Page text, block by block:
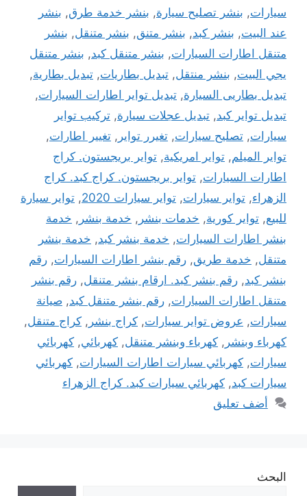
سيارات, بنشر تصليح سيارة, بنشر خدمة طرق, بنشر
عند البيت, بنشر كبد, بنشر متنق, بنشر متنقل, بنشر
متنقل اطارات السيارات, بنشر متنقل كبد, بنشر متنقل
يجي البيت, بنشر منتقل, تبديل بطاريات, تبديل بطارية,
تبديل بطاريى السيارة, تبديل تواير اطارات السيارات,
تبديل تواير كبد, تبديل عجلات سيارة, تركيب تواير
سيارات, تصليح سيارات, تغيرر تواير , تغيير اطارات,
تواير الميلم, تواير امريكية, تواير بريجستون. كراج
اطارات السيارات, تواير بريجستون. كراج كبد. كراج
الزهراء, تواير سيارات, تواير سيارات 2020 , تواير سيارة
للبيع, تواير كورية, خدمات بنشر , خدمة بنشر , خدمة
بنشر اطارات السيارات, خدمة بنشر كبد, خدمة بنشر
متنقل, خدمة طريق, رقم بنشر اطارات السيارات, رقم
بنشر كبد, رقم بنشر كبد. ارقام بنشر متنقل, رقم بنشر
متنقل اطارات السيارات, رقم بنشر متنقل كبد, صيانة
سيارات, عروض تواير سيارات, كراج بنشر , كراج متنقل,
كهرباء وبنشر , كهرباء وبنشر متنقل, كهربائي, كهربائي
سيارات, كهربائي سيارات اطارات السيارات, كهربائي
سيارات كبد, كهربائي سيارات كبد. كراج الزهراء
أضف تعليق
البحث